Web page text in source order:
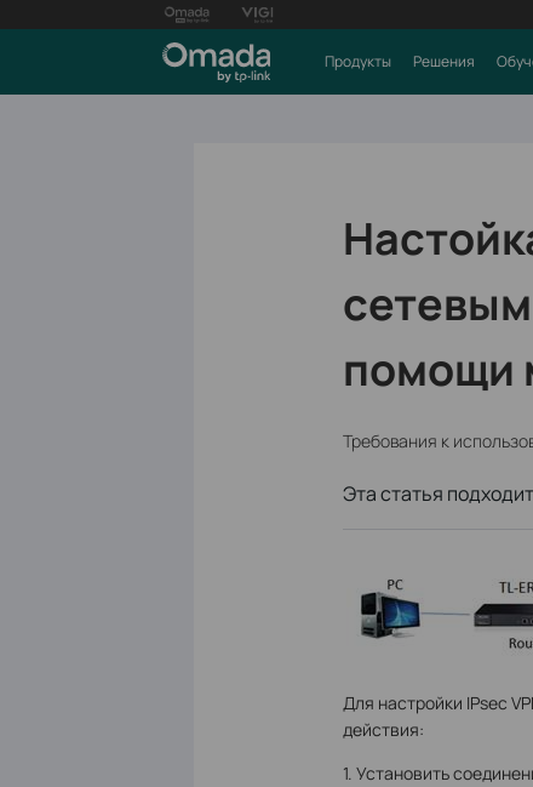
Продукты Решения
помощи
Требования к
Эта статья
Для настройки IPsec
действия:
1. Установить